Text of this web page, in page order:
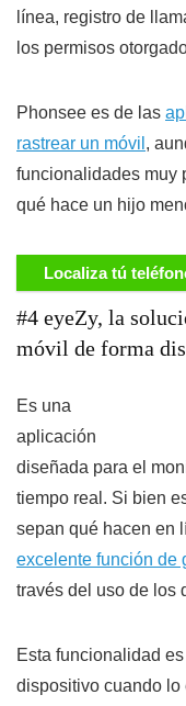
línea, registro de
los permisos
Phonsee es de las
rastrear un móvil ,
funcionalidades muy
qué hace un hijo
Localiza tú
#4 eyeZy, la
móvil de forma
Es una
aplicación
diseñada para el
tiempo real. Si bien
sepan qué hacen en
excelente función de
través del uso de los
Esta funcionalidad
dispositivo cuando lo